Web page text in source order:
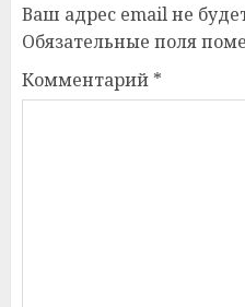
Ваш адрес email не
Обязательные поля
Комментарий *